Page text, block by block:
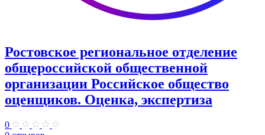
Ростовское региональное отделение
общероссийской общественной
организации Российское общество
оценщиков. Оценка, экспертиза
0